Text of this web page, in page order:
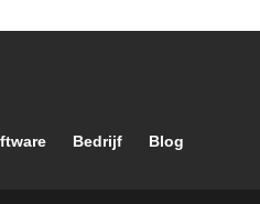
Bedrijf Blog